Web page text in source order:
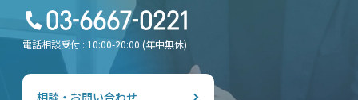
電話相談受付 : 10:00-20:00 (年中無休)